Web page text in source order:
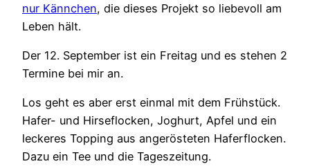
nur Kännchen, die dieses Projekt so liebevoll am
Leben hält.
Der 12. September ist ein Freitag und es stehen 2
Termine bei mir an.
Los geht es aber erst einmal mit dem Frühstück.
Hafer- und Hirseflocken, Joghurt, Apfel und ein
leckeres Topping aus angerösteten Haferflocken.
Dazu ein Tee und die Tageszeitung.